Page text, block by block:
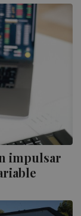
impulsar